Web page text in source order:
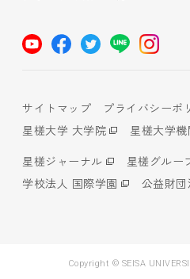
サイトマップ
プライバシーポ
星槎大学 大学院
星槎大学機
星槎ジャーナル
星槎グルー
学校法人 国際学園
公益財
Copyright © SEISA